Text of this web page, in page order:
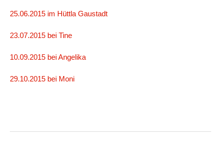
25.06.2015 im Hüttla Gaustadt
23.07.2015 bei Tine
10.09.2015 bei Angelika
29.10.2015 bei Moni